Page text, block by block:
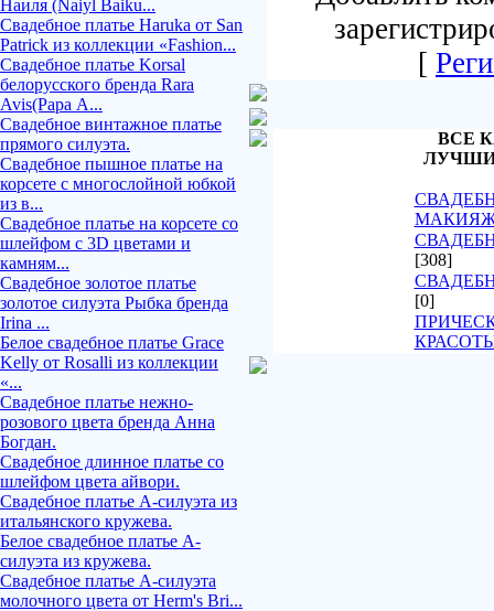
Наиля (Naiyl Baiku...
Свадебное платье Haruka от San
Patrick из коллекции «Fashion...
Свадебное платье Korsal
белорусского бренда Rara
Avis(Рара А...
Свадебное винтажное платье
прямого силуэта.
Свадебное пышное платье на
корсете с многослойной юбкой
из в...
Свадебное платье на корсете со
шлейфом с 3D цветами и
камням...
Свадебное золотое платье
золотое силуэта Рыбка бренда
Irina ...
Белое свадебное платье Grace
Kelly от Rosalli из коллекции
«...
Свадебное платье нежно-
розового цвета бренда Анна
Богдан.
Свадебное длинное платье со
шлейфом цвета айвори.
Свадебное платье А-силуэта из
итальянского кружева.
Белое свадебное платье А-
силуэта из кружева.
Свадебное платье А-силуэта
молочного цвета от Herm's Bri...
[
ВСЕ
[308]
[0]